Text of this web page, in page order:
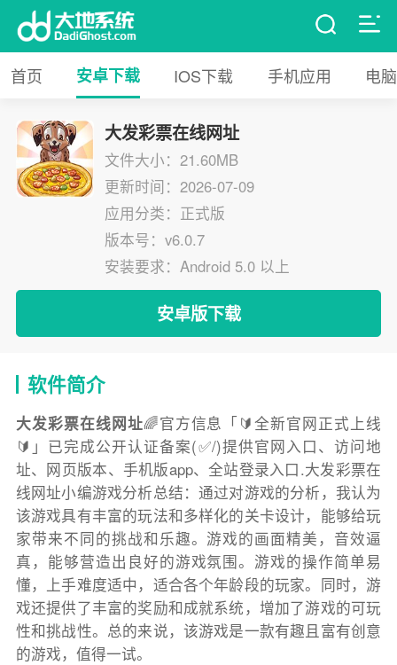
首页 安卓下载 IOS下载 手机应用 电
大发彩票在线网址
文件大小：21.60MB
更新时间：2026-07-09
应用分类：正式版
版本号：v6.0.7
安装要求：Android 5.0 以上
安卓版下载
软件简介
大发彩票在线网址🌈官方信息「🔰全新官网正式上线
🔰」已完成公开认证备案(✅/)提供官网入口、访问地
址、网页版本、手机版app、全站登录入口.大发彩票在
线网址小编游戏分析总结：通过对游戏的分析，我认为
该游戏具有丰富的玩法和多样化的关卡设计，能够给玩
家带来不同的挑战和乐趣。游戏的画面精美，音效逼
真，能够营造出良好的游戏氛围。游戏的操作简单易
懂，上手难度适中，适合各个年龄段的玩家。同时，游
戏还提供了丰富的奖励和成就系统，增加了游戏的可玩
性和挑战性。总的来说，该游戏是一款有趣且富有创意
的游戏，值得一试。